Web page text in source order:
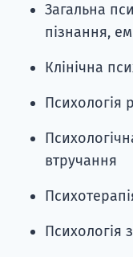
Загальна
пізнання,
Клінічна
Психологія
втручання
Психологія